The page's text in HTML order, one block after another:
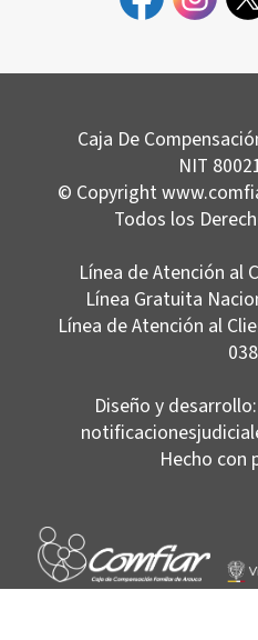
Caja De
NIT
© Copyright
Todos los
Línea de Atención al
Línea Gratuita
Línea de Atención al
Diseño y desarrollo:
Hecho con